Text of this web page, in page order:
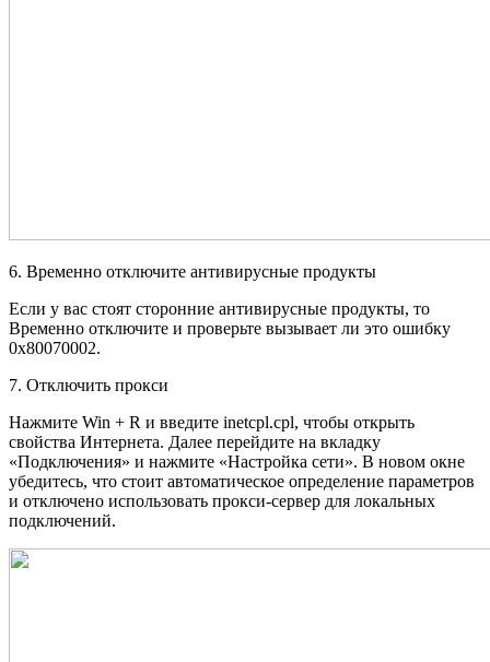
6. Временно отключите антивирусные продукты
Если у вас стоят сторонние антивирусные продукты, то
Временно отключите и проверьте вызывает ли это ошибку
0x80070002.
7. Отключить прокси
Нажмите Win + R и введите inetcpl.cpl, чтобы открыть
свойства Интернета. Далее перейдите на вкладку
«Подключения» и нажмите «Настройка сети». В новом окне
убедитесь, что стоит автоматическое определение параметров
и отключено использовать прокси-сервер для локальных
подключений.